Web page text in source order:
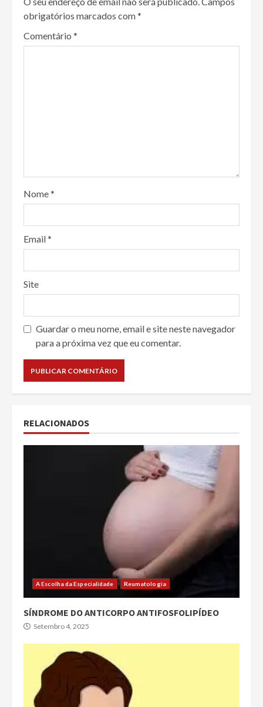
obrigatórios marcados com*
Comentário *
Nome*
Email*
Site
Guardar o meu nome, email e site neste navegador
para a próxima vez que eu comentar.
RELACIONADOS
A Escolha da Especialidade Reumatologia
SÍNDROME DO ANTICORPO ANTIFOSFOLIPÍDEO
Setembro 4, 2025